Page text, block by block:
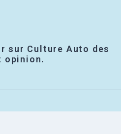
sur Culture Auto des
opinion.